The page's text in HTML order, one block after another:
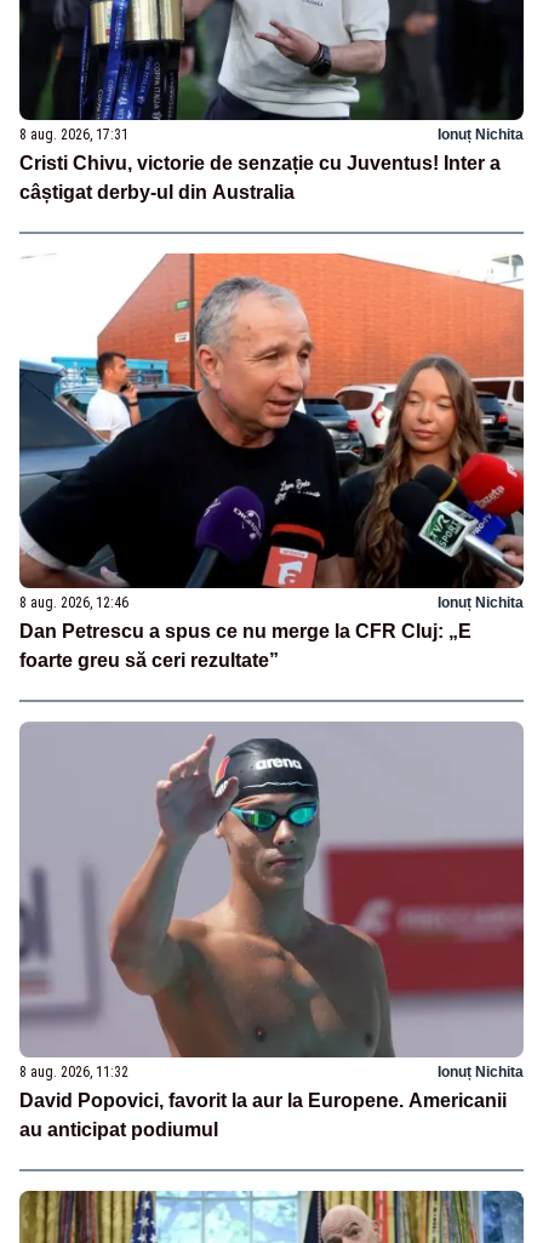
8 aug. 2026, 17:31 Ionuț Nichita
Cristi Chivu, victorie de senzație cu Juventus! Inter a
câștigat derby-ul din Australia
8 aug. 2026, 12:46 Ionuț Nichita
Dan Petrescu a spus ce nu merge la CFR Cluj: „E
foarte greu să ceri rezultate”
8 aug. 2026, 11:32 Ionuț Nichita
David Popovici, favorit la aur la Europene. Americanii
au anticipat podiumul